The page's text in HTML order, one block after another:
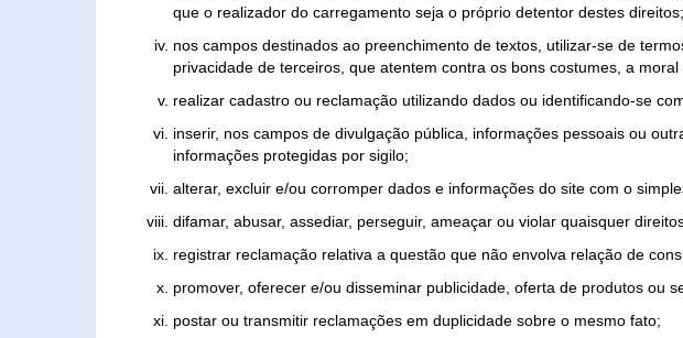
que o realizador do carregamento seja o próprio detentor destes direitos;
nos campos destinados ao preenchimento de textos, utilizar-se de
privacidade de terceiros, que atentem contra os bons costumes, a
realizar cadastro ou reclamação utilizando dados ou identificando-se
inserir, nos campos de divulgação pública, informações pessoais ou
informações protegidas por sigilo;
alterar, excluir e/ou corromper dados e informações do site com o
difamar, abusar, assediar, perseguir, ameaçar ou violar quaisquer
registrar reclamação relativa a questão que não envolva relação de
promover, oferecer e/ou disseminar publicidade, oferta de produtos ou
postar ou transmitir reclamações em duplicidade sobre o mesmo fato;